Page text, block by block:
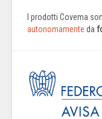
I prodotti Covema
autonomamente da